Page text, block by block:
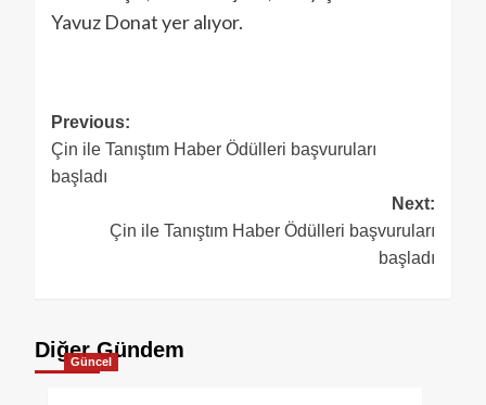
Yavuz Donat yer alıyor.
Previous:
Çin ile Tanıştım Haber Ödülleri başvuruları
başladı
Next:
Çin ile Tanıştım Haber Ödülleri başvuruları
başladı
Diğer Gündem
Güncel